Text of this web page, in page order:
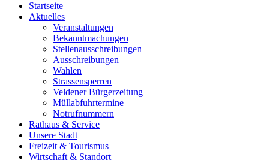
Startseite
Aktuelles
Veranstaltungen
Bekanntmachungen
Stellenausschreibungen
Ausschreibungen
Wahlen
Strassensperren
Veldener Bürgerzeitung
Müllabfuhrtermine
Notrufnummern
Rathaus & Service
Unsere Stadt
Freizeit & Tourismus
Wirtschaft & Standort